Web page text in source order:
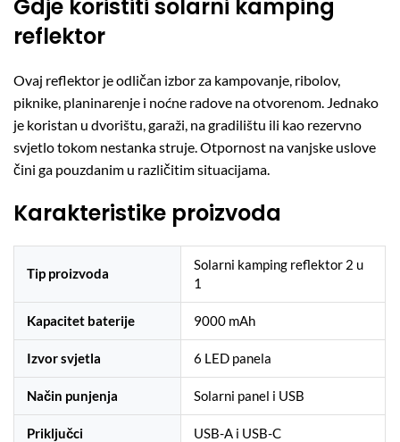
Gdje koristiti solarni kamping
reflektor
Ovaj reflektor je odličan izbor za kampovanje, ribolov,
piknike, planinarenje i noćne radove na otvorenom. Jednako
je koristan u dvorištu, garaži, na gradilištu ili kao rezervno
svjetlo tokom nestanka struje. Otpornost na vanjske uslove
čini ga pouzdanim u različitim situacijama.
Karakteristike proizvoda
Tip proizvoda
Solarni kamping reflektor 2 u
1
Kapacitet baterije 9000 mAh
Izvor svjetla 6 LED panela
Način punjenja Solarni panel i USB
Priključci USB-A i USB-C